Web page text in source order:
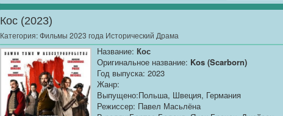
Размер:1.37 GB
Тихая жизнь бельгийской деревни нарушается,
когда безжалостный немецкий офицер Лоренц
начинают терроризировать жителей.
Первоначально миролюбивый местный фермер,
Леонард вынужден возглавить сопротивление
после того, как личная трагедия вынудила его
вступить в драку, которой он никогда не хотел.
Путешествуя по опасным лесам и отчаянным
Кос (2023)
Категория:Фильмы 2023 года Исторический Драма
Название: Кос
Оригинальное название: Kos (Scarborn)
Год выпуска: 2023
Жанр:
Выпущено:Польша, Швеция, Германия
Режиссер: Павел Масьлёна